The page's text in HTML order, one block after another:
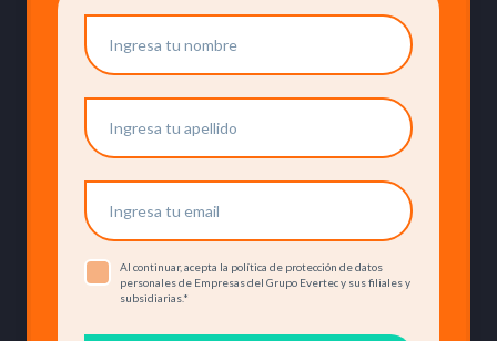
Al continuar, acepta la política de protección de datos
personales de Empresas del Grupo Evertec y sus filiales y
subsidiarias.*